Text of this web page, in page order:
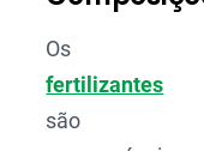
Os
fertilizantes
são